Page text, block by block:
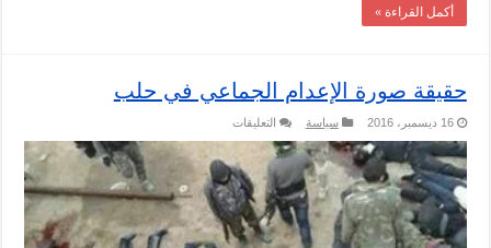
أكمل القراءة »
حقيقة صورة الإعدام الجماعي في حلب
16 ديسمبر، 2016 سياسة التعليقات
الإعدام
الجماعي
في
حلب
مغلقة